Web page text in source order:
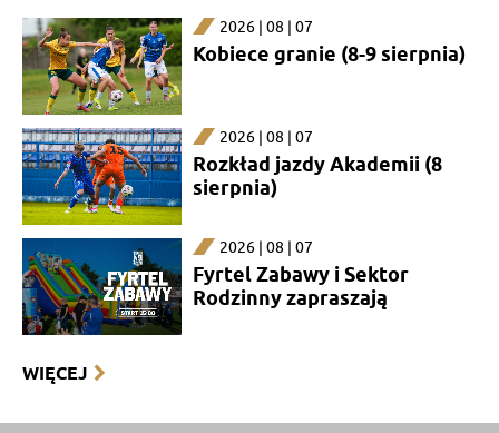
2026 | 08 | 07
Kobiece granie (8-9 sierpnia)
2026 | 08 | 07
Rozkład jazdy Akademii (8
sierpnia)
2026 | 08 | 07
Fyrtel Zabawy i Sektor
Rodzinny zapraszają
WIĘCEJ